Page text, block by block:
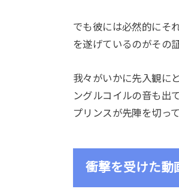
でも彼には必然的にそ
を遂げているのがその証
我々がいかに先入観に
ングルコイルの音も出
プリンスが先陣を切っ
衝撃を受けた動